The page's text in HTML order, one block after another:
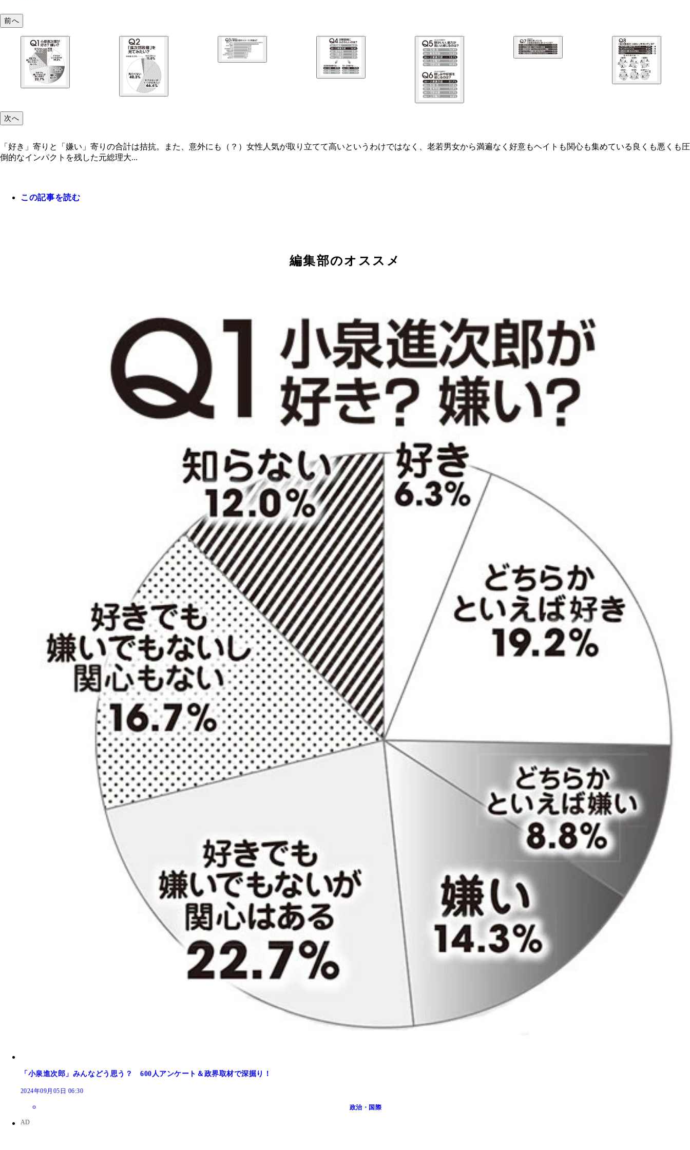
「好き」寄りと「嫌い」寄りの合計は拮抗。また、意外にも（？）女性人気が取り立てて高いというわけではなく、老若男女から満遍なく好意もヘイトも関心も集めている
ちなみに10代は男女とも「いつかは見たい」が際立って多い。逆に、なぜか40代男性は「すぐに見たい」「いつかは見たい」の合計が41.6％と最も少ない。同世代ならではの嗅
覚？ それとも嫉妬？
Q4～6は総裁候補の印象。若年層で「次期首相にふさわしい」が断トツなのは、本人の人気というよりほかの政治家がほとんど浸透していない可能性大
「頭がいい」は3位だが「親しみ、好感」が断トツなあたりも、「いかにも小泉進次郎」という感じだ
X（旧Twitter）では定番ミームのひとつになっている「構文」ネタ。実例・用例を10代、20代では4割近い人が知っているのに、60歳以上は100人全員が知らないという結果に
前へ
次へ
「好き」寄りと「嫌い」寄りの合計は拮抗。また、意外にも（？）女性人気が取り立てて高いというわけではなく、老若男女から満遍なく好意もヘイトも関心も集めている良くも悪くも圧
倒的なインパクトを残した元総理大...
この記事を読む
編集部のオススメ
「小泉進次郎」みんなどう思う？ 600人アンケート＆政界取材で深掘り！
2024年09月05日 06:30
政治・国際